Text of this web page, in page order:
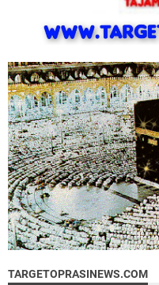
TARGETOPRASINEWS.COM